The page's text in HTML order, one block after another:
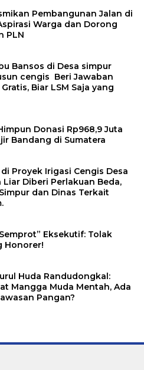
Pembangunan Jalan di
Warga dan Dorong
PLN
Bansos di Desa simpur
cengis Beri Jawaban
Biar LSM Saja yang
Donasi Rp968,9 Juta
Bandang di Sumatera
Proyek Irigasi Cengis Desa
Liar Diberi Perlakuan Beda,
dan Dinas Terkait
Eksekutif: Tolak
Honorer!
Huda Randudongkal:
Mangga Muda Mentah, Ada
Pangan?